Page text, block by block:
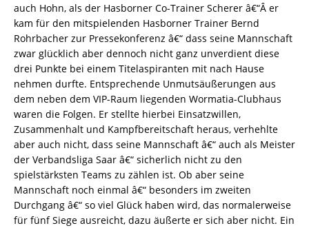
auch Hohn, als der Hasborner Co-Trainer Scherer â€“Â er
kam für den mitspielenden Hasborner Trainer Bernd
Rohrbacher zur Pressekonferenz â€“ dass seine Mannschaft
zwar glücklich aber dennoch nicht ganz unverdient diese
drei Punkte bei einem Titelaspiranten mit nach Hause
nehmen durfte. Entsprechende Unmutsäußerungen aus
dem neben dem VIP-Raum liegenden Wormatia-Clubhaus
waren die Folgen. Er stellte hierbei Einsatzwillen,
Zusammenhalt und Kampfbereitschaft heraus, verhehlte
aber auch nicht, dass seine Mannschaft â€“ auch als Meister
der Verbandsliga Saar â€“ sicherlich nicht zu den
spielstärksten Teams zu zählen ist. Ob aber seine
Mannschaft noch einmal â€“ besonders im zweiten
Durchgang â€“ so viel Glück haben wird, das normalerweise
für fünf Siege ausreicht, dazu äußerte er sich aber nicht. Ein